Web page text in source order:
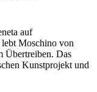
auf
lebt Moschino von
Übertreiben. Das
Kunstprojekt und